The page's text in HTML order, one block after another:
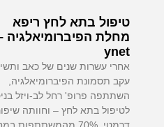
טיפול בתא לחץ ריפא
מחלת הפיברומיאלגיה
ynet
אחרי עשרות שנים של כאב
עקב תסמונת הפיברומיאלגיה,
השתתפה פרופ' רחל לב-ויזל
לטיפול בתא לחץ – וחוותה